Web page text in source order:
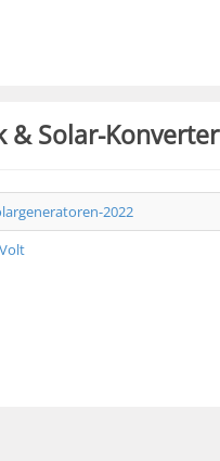
& Solar-Konverter
2022